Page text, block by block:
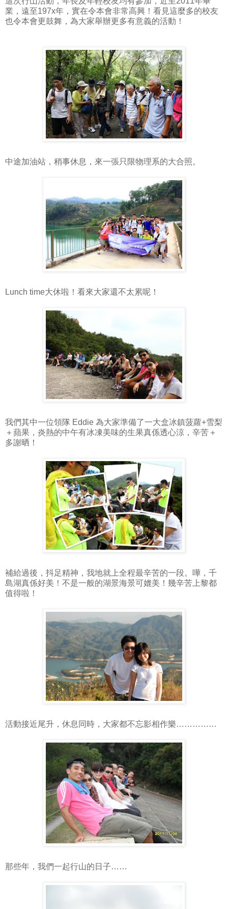
業，遠至197x年，實在令本會非常高興！看見這麼多的校友
也令本會更鼓舞，為大家舉辦更多有意義的活動！
中途加油站，稍事休息，來一張只限物理系的大合照。
Lunch time大休啦！看來大家還不太累呢！
我們其中一位領隊 Eddie 為大家準備了一大盒冰鎮菠蘿+雪梨
＋蘋果，炎熱的中午有冰凍美味的生果真係透心涼，辛苦＋
多謝晒！
補給過後，抖足精神，我地就上全程最辛苦的一段。嘩，千
島湖真係好美！不是一般的湖景海景可媲美！幾辛苦上黎都
值得啦！
活動接近尾升，休息同時，大家都不忘影相作樂……………
那些年，我們一起行山的日子……